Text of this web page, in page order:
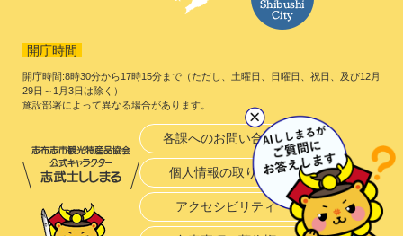
開庁時間
開庁時間:8時30分から17時15分まで（ただし、土曜日、日曜日、祝日、及び12月
29日～1月3日は除く）
施設部署によって異なる場合があります。
各課へのお問い合わせ
個人情報の取り扱い
アクセシビリティ